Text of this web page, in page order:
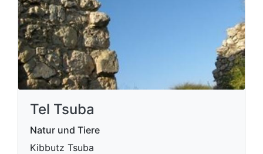
Tel Tsuba
Natur und Tiere
Kibbutz Tsuba